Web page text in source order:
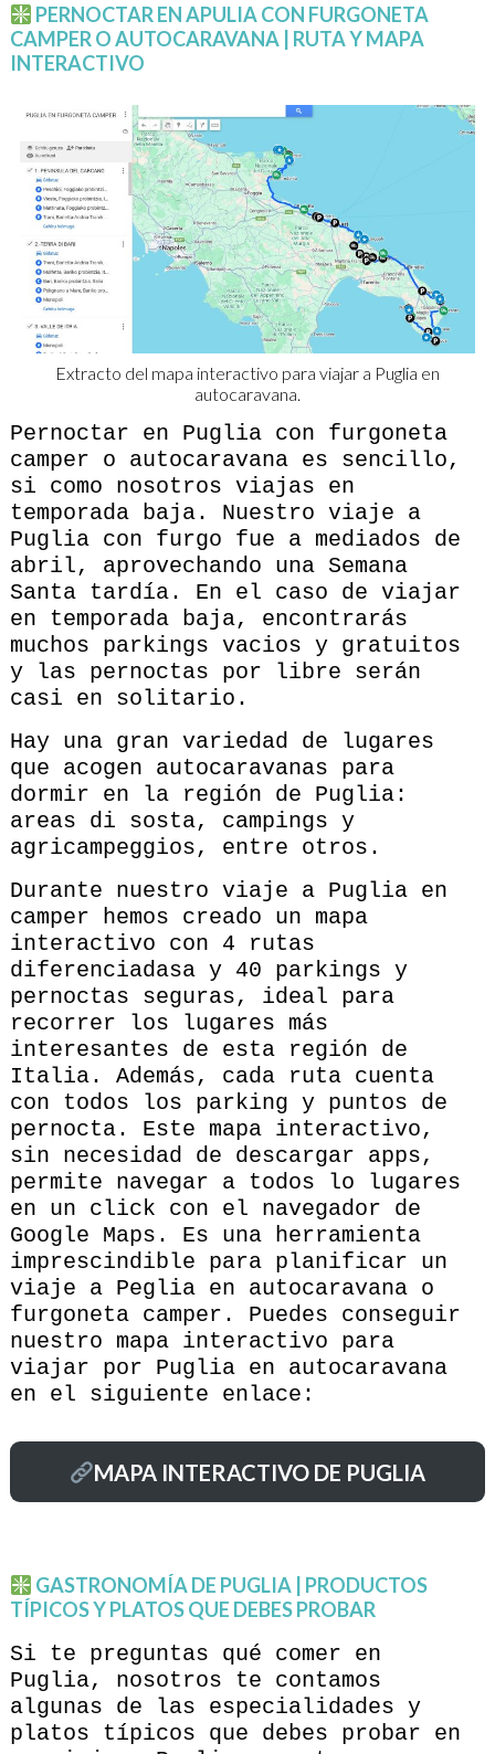
PERNOCTAR EN APULIA CON FURGONETA
CAMPER O AUTOCARAVANA | RUTA Y MAPA
INTERACTIVO
Extracto del mapa interactivo para viajar a Puglia en
autocaravana.
Pernoctar en Puglia con furgoneta
camper o autocaravana es sencillo,
si como nosotros viajas en
temporada baja. Nuestro viaje a
Puglia con furgo fue a mediados de
abril, aprovechando una Semana
Santa tardía. En el caso de viajar
en temporada baja, encontrarás
muchos parkings vacios y gratuitos
y las pernoctas por libre serán
casi en solitario.
Hay una gran variedad de lugares
que acogen autocaravanas para
dormir en la región de Puglia:
areas di sosta, campings y
agricampeggios, entre otros.
Durante nuestro viaje a Puglia en
camper hemos creado un mapa
interactivo con 4 rutas
diferenciadasa y 40 parkings y
pernoctas seguras, ideal para
recorrer los lugares más
interesantes de esta región de
Italia. Además, cada ruta cuenta
con todos los parking y puntos de
pernocta. Este mapa interactivo,
sin necesidad de descargar apps,
permite navegar a todos lo lugares
en un click con el navegador de
Google Maps. Es una herramienta
imprescindible para planificar un
viaje a Peglia en autocaravana o
furgoneta camper. Puedes conseguir
nuestro mapa interactivo para
viajar por Puglia en autocaravana
en el siguiente enlace:
MAPA INTERACTIVO DE PUGLIA
GASTRONOMÍA DE PUGLIA | PRODUCTOS
TÍPICOS Y PLATOS QUE DEBES PROBAR
Si te preguntas qué comer en
Puglia, nosotros te contamos
algunas de las especialidades y
platos típicos que debes probar en